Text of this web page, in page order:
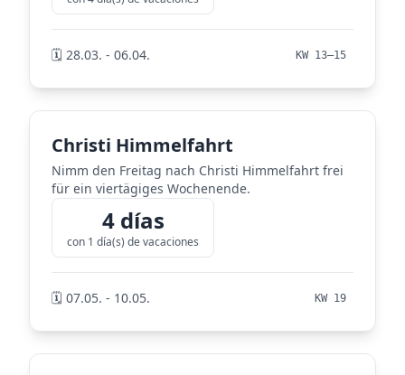
🗓️ 28.03. - 06.04. KW 13–15
Christi Himmelfahrt
Nimm den Freitag nach Christi Himmelfahrt frei
für ein viertägiges Wochenende.
4 días
con 1 día(s) de vacaciones
🗓️ 07.05. - 10.05. KW 19